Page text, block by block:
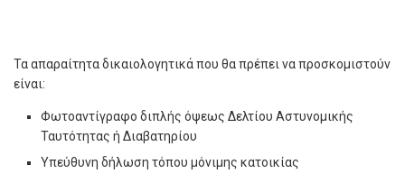
Τα απαραίτητα δικαιολογητικά που θα πρέπει να προσκομιστούν
είναι:
Φωτοαντίγραφο διπλής όψεως Δελτίου Αστυνομικής
Ταυτότητας ή Διαβατηρίου
Υπεύθυνη δήλωση τόπου μόνιμης κατοικίας